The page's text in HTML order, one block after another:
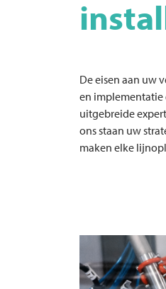
De eisen aan uw
en implementatie
uitgebreide
ons staan uw
maken elke